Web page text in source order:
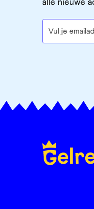
alle nieuwe